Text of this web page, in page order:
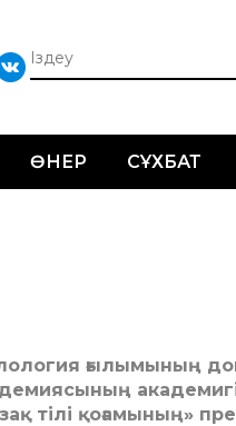
ӨНЕР СҰХБАТ
ғылымының
тілі қо­ға­мы­ның»